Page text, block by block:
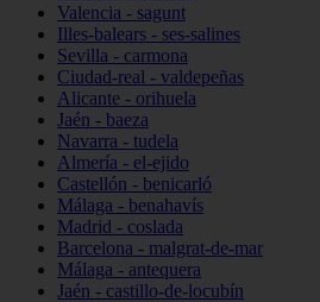
Valencia - sagunt
Illes-balears - ses-salines
Sevilla - carmona
Ciudad-real - valdepeñas
Alicante - orihuela
Jaén - baeza
Navarra - tudela
Almería - el-ejido
Castellón - benicarló
Málaga - benahavís
Madrid - coslada
Barcelona - malgrat-de-mar
Málaga - antequera
Jaén - castillo-de-locubín